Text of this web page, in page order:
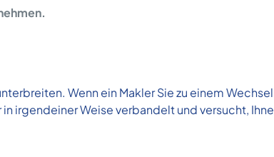
Wenn ein Makler Sie zu einem
Weise verbandelt und versucht,